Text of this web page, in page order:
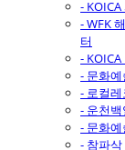
-
- WFK
터
-
- 문화
- 로컬
- 운천
- 문화
- 참파